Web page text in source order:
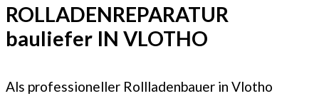
ROLLADENREPARATUR
bauliefer IN VLOTHO
Als professioneller Rollladenbauer in Vlotho